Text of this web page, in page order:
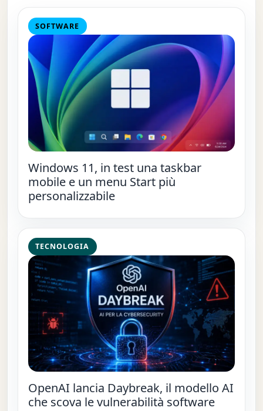
SOFTWARE
Windows 11, in test una taskbar
mobile e un menu Start più
personalizzabile
TECNOLOGIA
OpenAI lancia Daybreak, il modello AI
che scova le vulnerabilità software